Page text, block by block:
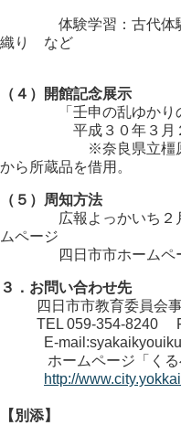
体験学習：古代体験
織り など
（４）開館記念展示
「壬申の乱ゆかりの地
平成３０年３月２５
※奈良県立橿原考古
から所蔵品を借用。
（５）周知方法
広報よっかいち２月
ムページ
四日市市ホームペー
３．お問い合わせ先
四日市市教育委員会事
TEL 059-354-8240
E-
ホームページ「くるべ
http://
【別添】